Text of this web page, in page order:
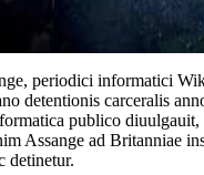
periodici informatici
detentionis carceralis
publico
Assange ad Britanniae
detinetur.